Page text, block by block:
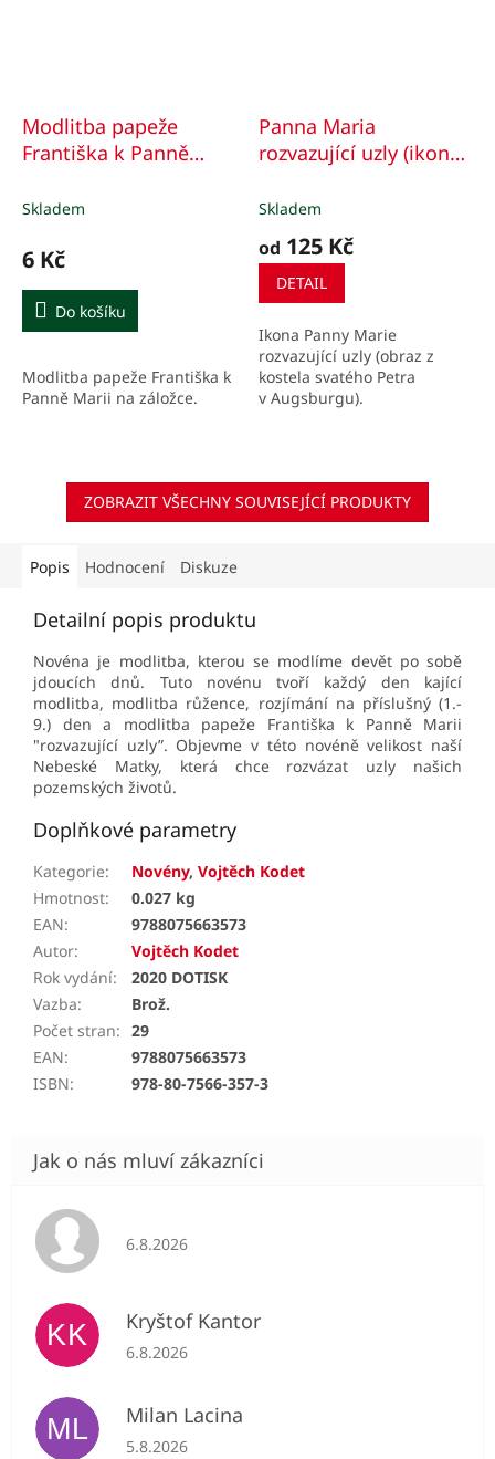
Modlitba papeže
Františka k Panně
150)
Skladem
6 Kč
Do košíku
Modlitba papeže Františka k
Panně Marii na záložce.
Panna Maria
rozvazující uzly (ikona
Skladem
od 125 Kč
DETAIL
Ikona Panny Marie
rozvazující uzly (obraz z
kostela svatého Petra
v Augsburgu).
ZOBRAZIT VŠECHNY SOUVISEJÍCÍ PRODUKTY
Popis Hodnocení Diskuze
Detailní popis produktu
Novéna je modlitba, kterou se modlíme devět po sobě
jdoucích dnů. Tuto novénu tvoří každý den kající
modlitba, modlitba růžence, rozjímání na příslušný (1.-
9.) den a modlitba papeže Františka k Panně Marii
"rozvazující uzly”. Objevme v této novéně velikost naší
Nebeské Matky, která chce rozvázat uzly našich
pozemských životů.
Doplňkové parametry
Kategorie: Novény, Vojtěch Kodet
Hmotnost:
0.027 kg
EAN:
9788075663573
Autor:
Vojtěch Kodet
Rok vydání:
2020 DOTISK
Vazba:
Brož.
Počet stran: 29
EAN:
9788075663573
ISBN: 978-80-7566-357-3
Hodnocení obchodu je 5 z 5 hvězdiček.
6.8.2026
KK Kryštof Kantor
Hodnocení obchodu je 5 z 5 hvězdiček.
6.8.2026
ML Milan Lacina
Hodnocení obchodu je 5 z 5 hvězdiček.
5.8.2026